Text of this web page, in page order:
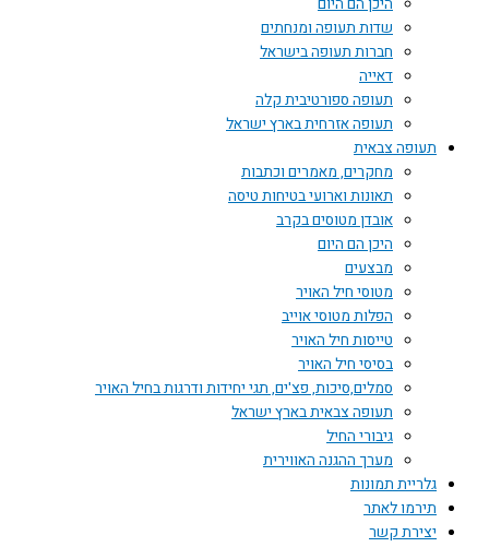
שדות תעופה ומנחתים
חברות תעופה בישראל
דאייה
תעופה ספורטיבית קלה
תעופה אזרחית בארץ ישראל
תעופה צבאית
מחקרים, מאמרים וכתבות
תאונות וארועי בטיחות טיסה
אובדן מטוסים בקרב
היכן הם היום
מבצעים
מטוסי חיל האויר
הפלות מטוסי אוייב
טייסות חיל האויר
בסיסי חיל האויר
סמלים,סיכות, פצ'ים, תגי יחידות ודרגות בחיל האויר
תעופה צבאית בארץ ישראל
גיבורי החיל
מערך ההגנה האווירית
גלריית תמונות
תירמו לאתר
יצירת קשר